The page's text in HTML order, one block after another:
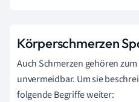
Körperschmerzen
Auch Schmerzen gehören
unvermeidbar. Um sie
folgende Begriffe weiter: